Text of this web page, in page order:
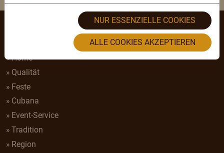
Home
Qualität
Feste
Cubana
Event-Service
Tradition
Region
NUR ESSENZIELLE COOKIES
ALLE COOKIES AKZEPTIEREN